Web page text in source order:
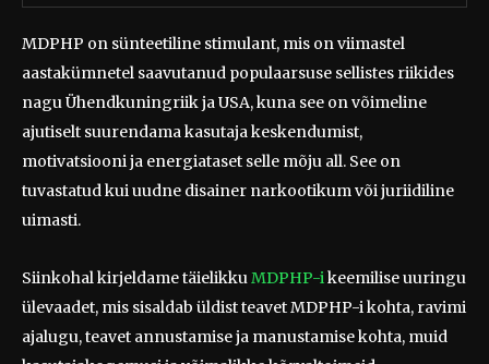
MDPHP on sünteetiline stimulant, mis on viimastel
aastakümnetel saavutanud populaarsuse sellistes riikides
nagu Ühendkuningriik ja USA, kuna see on võimeline
ajutiselt suurendama kasutaja keskendumist,
motivatsiooni ja energiataset selle mõju all. See on
tuvastatud kui uudne disainer narkootikum või juriidiline
uimasti.
Siinkohal kirjeldame täielikkuMDPHP-ikeemilise uuringu
ülevaadet, mis sisaldab üldist teavet MDPHP-i kohta, ravimi
ajalugu, teavet annustamise ja manustamise kohta, muid